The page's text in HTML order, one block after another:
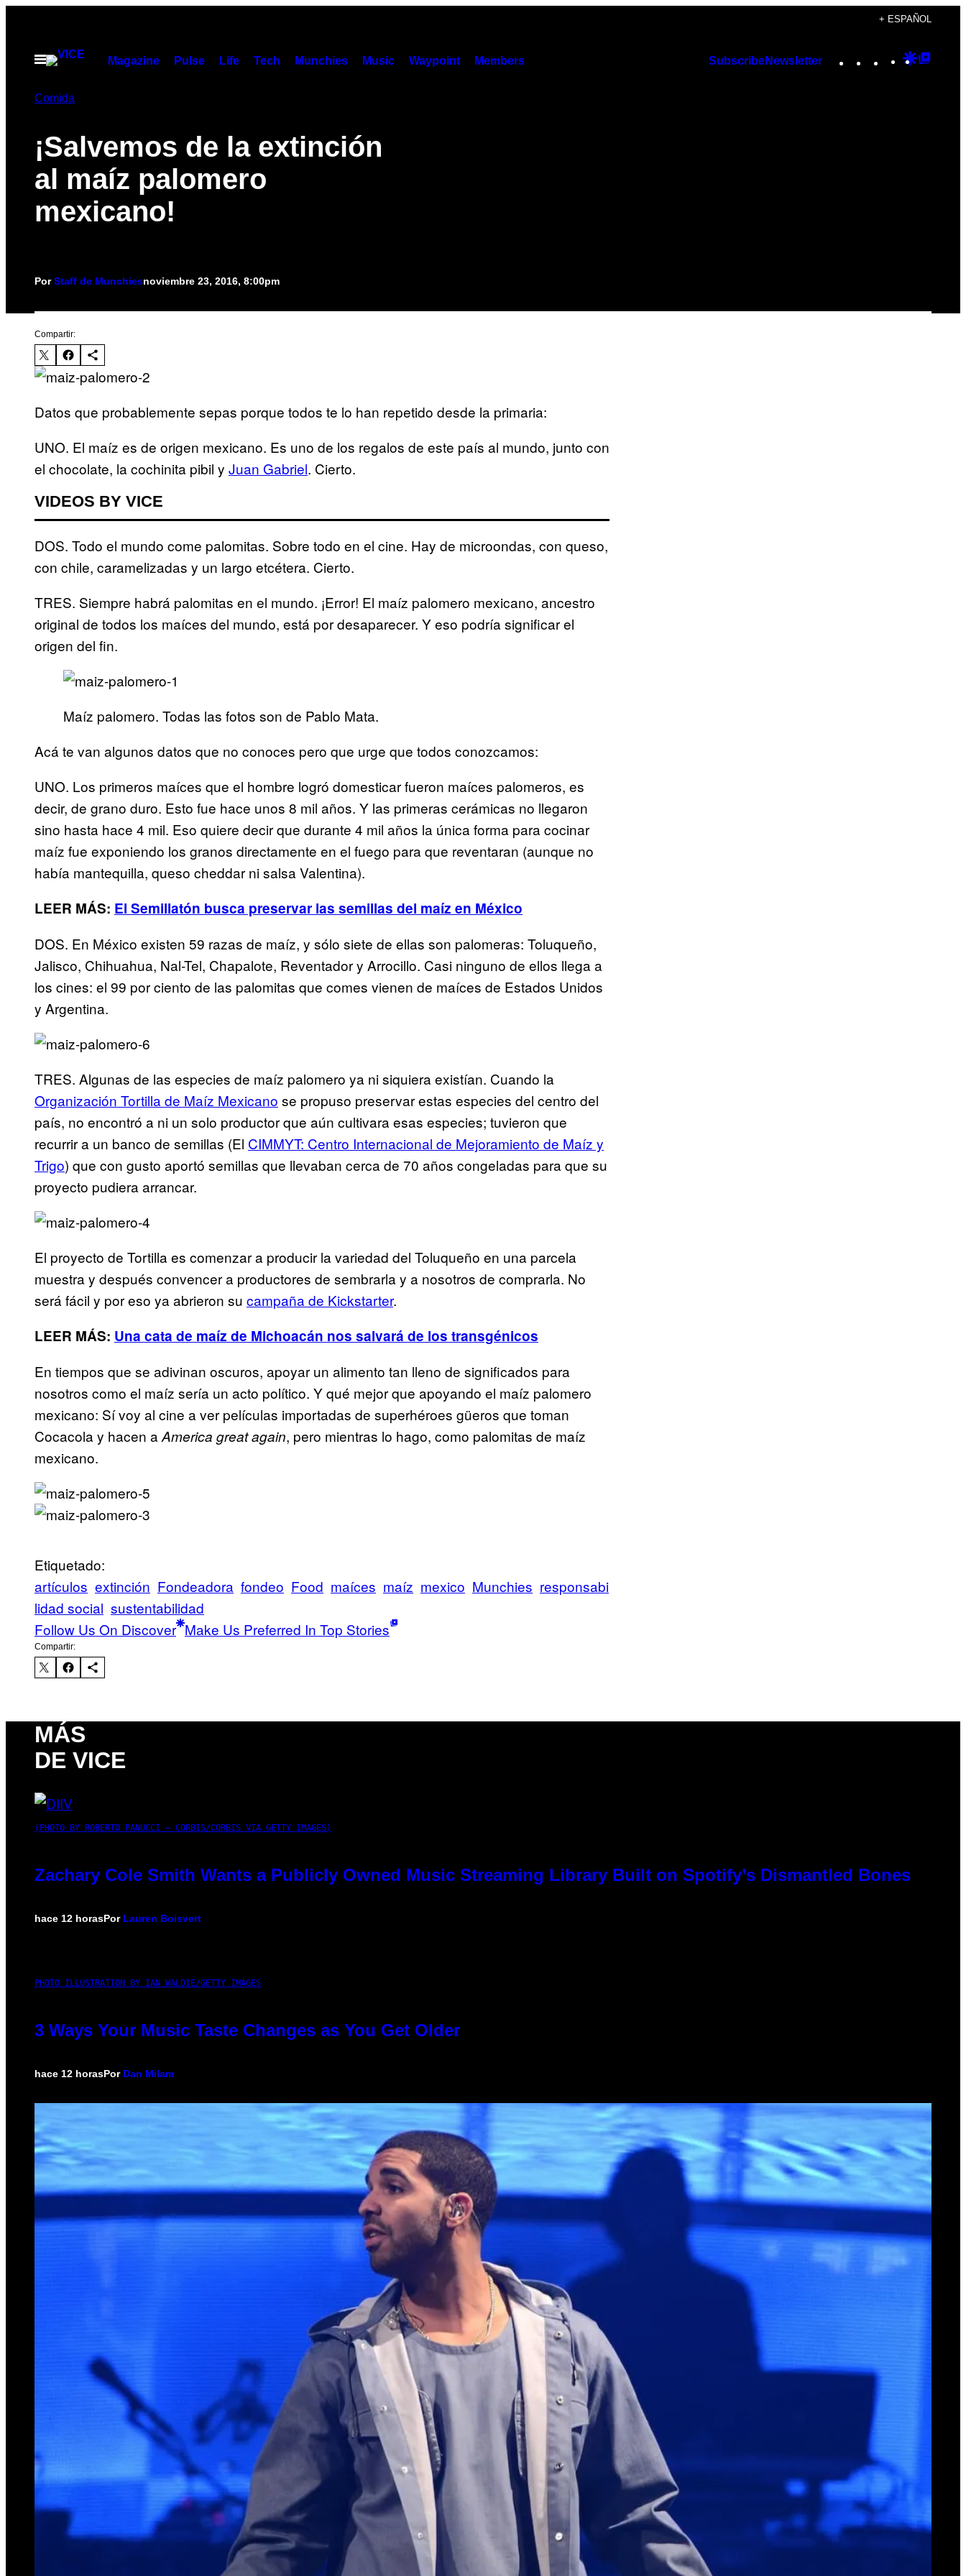
contenido
+ ESPAÑOL
Abrir
Magazine Pulse Life Tech Munchies Music Waypoint Members SubscribeNewsletter Instagram
TikTok
YouTube
Google
Comida
¡Salvemos de la extinción
al maíz palomero
mexicano!
PorStaff de Munchiesnoviembre 23, 2016, 8:00pm
Compartir:
Datos que probablemente sepas porque todos te lo han repetido desde la primaria:
UNO. El maíz es de origen mexicano. Es uno de los regalos de este país al mundo, junto con
el chocolate, la cochinita pibil y Juan Gabriel. Cierto.
VIDEOS BY VICE
DOS. Todo el mundo come palomitas. Sobre todo en el cine. Hay de microondas, con queso,
con chile, caramelizadas y un largo etcétera. Cierto.
TRES. Siempre habrá palomitas en el mundo. ¡Error! El maíz palomero mexicano, ancestro
original de todos los maíces del mundo, está por desaparecer. Y eso podría significar el
origen del fin.
Maíz palomero. Todas las fotos son de Pablo Mata.
Acá te van algunos datos que no conoces pero que urge que todos conozcamos:
UNO. Los primeros maíces que el hombre logró domesticar fueron maíces palomeros, es
decir, de grano duro. Esto fue hace unos 8 mil años. Y las primeras cerámicas no llegaron
sino hasta hace 4 mil. Eso quiere decir que durante 4 mil años la única forma para cocinar
maíz fue exponiendo los granos directamente en el fuego para que reventaran (aunque no
había mantequilla, queso cheddar ni salsa Valentina).
LEER MÁS: El Semillatón busca preservar las semillas del maíz en México
DOS. En México existen 59 razas de maíz, y sólo siete de ellas son palomeras: Toluqueño,
Jalisco, Chihuahua, Nal-Tel, Chapalote, Reventador y Arrocillo. Casi ninguno de ellos llega a
los cines: el 99 por ciento de las palomitas que comes vienen de maíces de Estados Unidos
y Argentina.
TRES. Algunas de las especies de maíz palomero ya ni siquiera existían. Cuando la
Organización Tortilla de Maíz Mexicano se propuso preservar estas especies del centro del
país, no encontró a ni un solo productor que aún cultivara esas especies; tuvieron que
recurrir a un banco de semillas (El CIMMYT: Centro Internacional de Mejoramiento de Maíz y
Trigo) que con gusto aportó semillas que llevaban cerca de 70 años congeladas para que su
proyecto pudiera arrancar.
El proyecto de Tortilla es comenzar a producir la variedad del Toluqueño en una parcela
muestra y después convencer a productores de sembrarla y a nosotros de comprarla. No
será fácil y por eso ya abrieron su campaña de Kickstarter.
LEER MÁS: Una cata de maíz de Michoacán nos salvará de los transgénicos
En tiempos que se adivinan oscuros, apoyar un alimento tan lleno de significados para
nosotros como el maíz sería un acto político. Y qué mejor que apoyando el maíz palomero
mexicano: Sí voy al cine a ver películas importadas de superhéroes güeros que toman
Cocacola y hacen a America great again, pero mientras lo hago, como palomitas de maíz
mexicano.
Etiquetado:
artículos extinción Fondeadora fondeo Food maíces maíz mexico Munchies responsabi
lidad social sustentabilidad
Follow Us On Discover Make Us Preferred In Top Stories
Compartir:
MÁS
DE VICE
(PHOTO BY ROBERTO PANUCCI – CORBIS/CORBIS VIA GETTY IMAGES)
Zachary Cole Smith Wants a Publicly Owned Music Streaming Library Built on Spotify’s Dismantled Bones
hace 12 horasPor Lauren Boisvert
PHOTO ILLUSTRATION BY IAN WALDIE/GETTY IMAGES
3 Ways Your Music Taste Changes as You Get Older
hace 12 horasPor Dan Milam